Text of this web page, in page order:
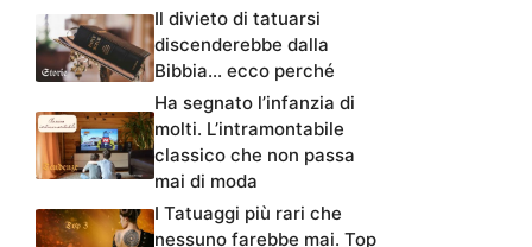
Il divieto di tatuarsi
discenderebbe dalla
Bibbia… ecco perché
Ha segnato l’infanzia di
molti. L’intramontabile
classico che non passa
mai di moda
I Tatuaggi più rari che
nessuno farebbe mai. Top